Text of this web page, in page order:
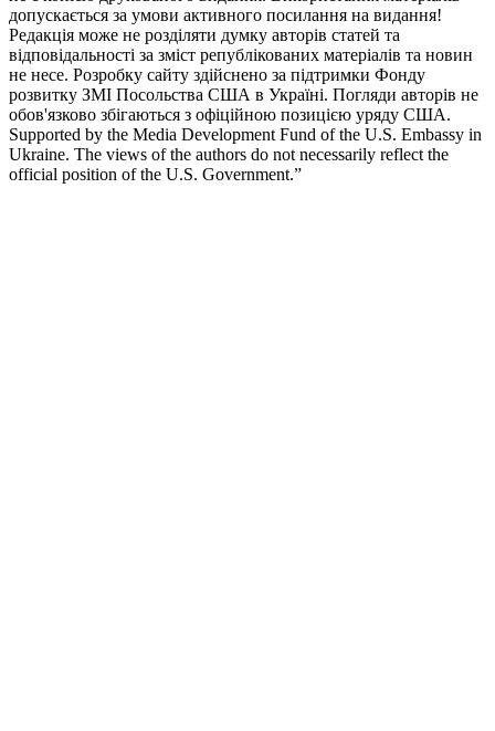
допускається за умови активного посилання на видання!
Редакція може не розділяти думку авторів статей та
відповідальності за зміст републікованих матеріалів та новин
не несе. Розробку сайту здійснено за підтримки Фонду
розвитку ЗМІ Посольства США в Україні. Погляди авторів не
обов'язково збігаються з офіційною позицією уряду США.
Supported by the Media Development Fund of the U.S. Embassy in
Ukraine. The views of the authors do not necessarily reflect the
official position of the U.S. Government.”